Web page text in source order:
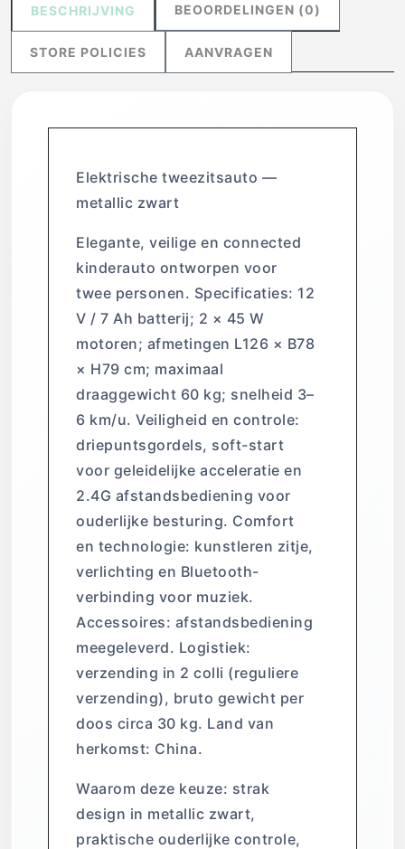
BESCHRIJVING BEOORDELINGEN (0)
STORE POLICIES AANVRAGEN
Elektrische tweezitsauto —
metallic zwart
Elegante, veilige en connected
kinderauto ontworpen voor
twee personen. Specificaties: 12
V / 7 Ah batterij; 2 × 45 W
motoren; afmetingen L126 × B78
× H79 cm; maximaal
draaggewicht 60 kg; snelheid 3–
6 km/u. Veiligheid en controle:
driepuntsgordels, soft-start
voor geleidelijke acceleratie en
2.4G afstandsbediening voor
ouderlijke besturing. Comfort
en technologie: kunstleren zitje,
verlichting en Bluetooth-
verbinding voor muziek.
Accessoires: afstandsbediening
meegeleverd. Logistiek:
verzending in 2 colli (reguliere
verzending), bruto gewicht per
doos circa 30 kg. Land van
herkomst: China.
Waarom deze keuze: strak
design in metallic zwart,
praktische ouderlijke controle,